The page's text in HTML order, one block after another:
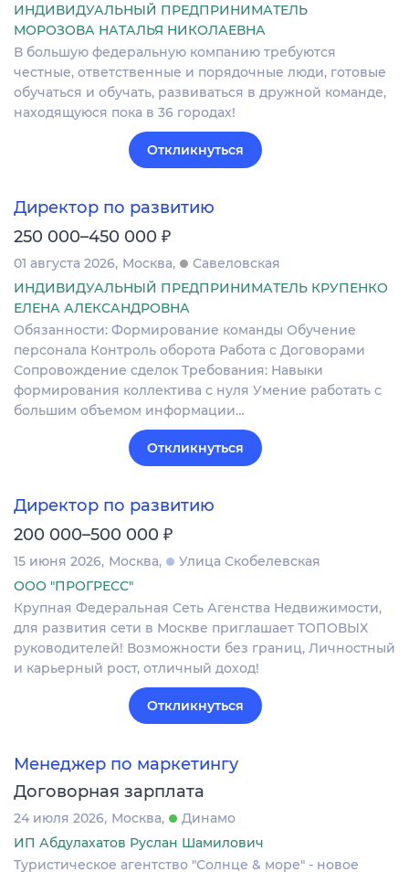
ИНДИВИДУАЛЬНЫЙ ПРЕДПРИНИМАТЕЛЬ
МОРОЗОВА НАТАЛЬЯ НИКОЛАЕВНА
В большую федеральную компанию требуются
честные, ответственные и порядочные люди, готовые
обучаться и обучать, развиваться в дружной команде,
находящуюся пока в 36 городах!
Откликнуться
Директор по развитию
250 000–450 000 ₽
01 августа 2026 Москва
Савеловская
ИНДИВИДУАЛЬНЫЙ ПРЕДПРИНИМАТЕЛЬ КРУПЕНКО
ЕЛЕНА АЛЕКСАНДРОВНА
Обязанности: Формирование команды Обучение
персонала Контроль оборота Работа с Договорами
Сопровождение сделок Требования: Навыки
формирования коллектива с нуля Умение работать с
большим объемом информации…
Откликнуться
Директор по развитию
200 000–500 000 ₽
15 июня 2026 Москва
Улица Скобелевская
ООО "ПРОГРЕСС"
Крупная Федеральная Сеть Агенства Недвижимости,
для развития сети в Москве приглашает ТОПОВЫХ
руководителей! Возможности без границ, Личностный
и карьерный рост, отличный доход!
Откликнуться
Менеджер по маркетингу
Договорная зарплата
24 июля 2026 Москва
Динамо
ИП Абдулахатов Руслан Шамилович
Туристическое агентство "Солнце & море" - новое